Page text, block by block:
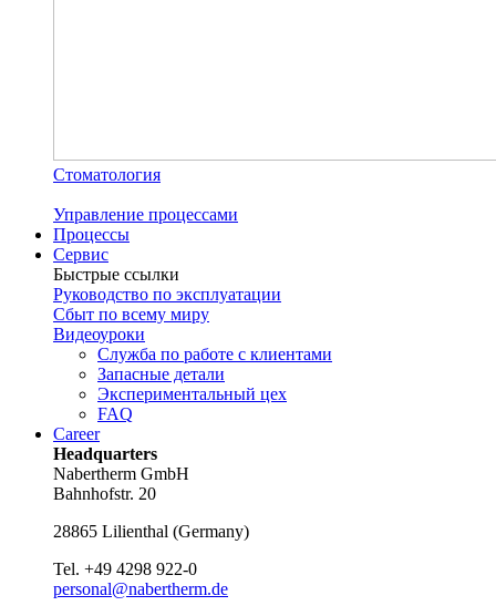
Стоматология
Управление процессами
Процессы
Сервис
Быстрые ссылки
Руководство по эксплуатации
Сбыт по всему миру
Видеоуроки
Служба по работе с клиентами
Запасные детали
Экспериментальный цех
FAQ
Career
Headquarters
Nabertherm GmbH
Bahnhofstr. 20
28865 Lilienthal (Germany)
Tel. +49 4298 922-0
personal@nabertherm.de